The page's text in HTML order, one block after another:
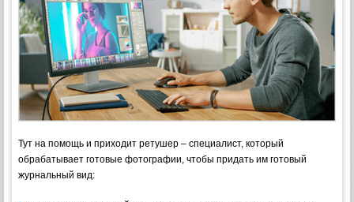
Тут на помощь и приходит ретушер – специалист, который
обрабатывает готовые фотографии, чтобы придать им готовый
журнальный вид: